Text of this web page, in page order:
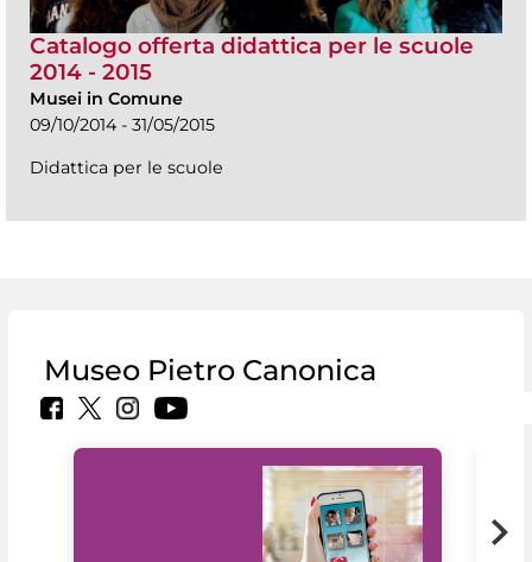
Catalogo offerta didattica per le scuole
2014 - 2015
Musei in Comune
09/10/2014 - 31/05/2015
Didattica per le scuole
Museo Pietro Canonica